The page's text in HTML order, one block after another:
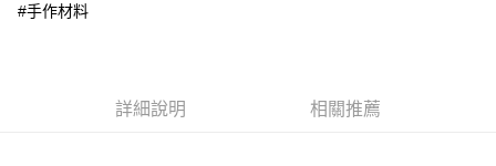
每筆NT$80，滿NT$3,000(含以上)免運費
賣家宅配幫您送（台灣）
#手作材料
詳細說明 相關推薦